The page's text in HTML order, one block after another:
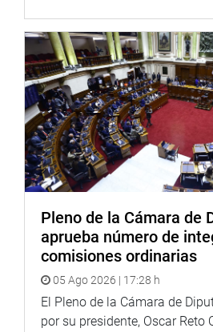
Pleno de la Cámara de
aprueba número de
comisiones ordinarias
05 Ago 2026 | 17:28 h
El Pleno de la Cámara de
por su presidente, Oscar Reto